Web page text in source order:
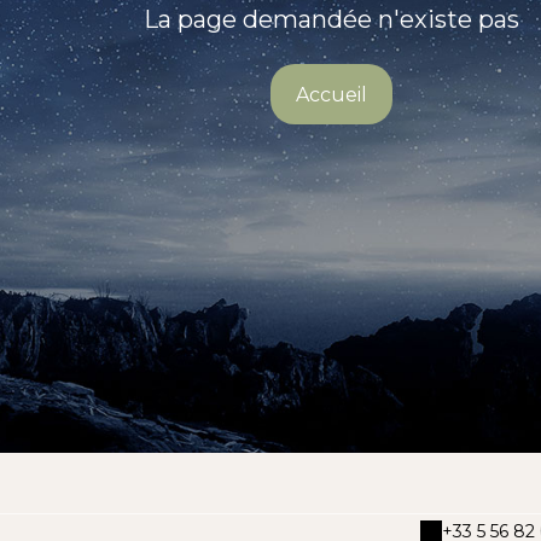
La page demandée n'existe pas
Accueil
+33 5 56 82